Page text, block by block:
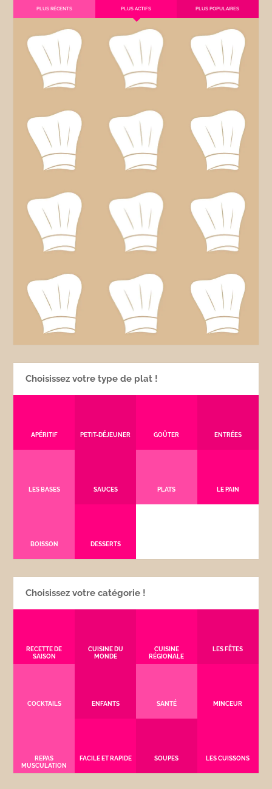
PLUS RÉCENTS PLUS ACTIFS PLUS POPULAIRES
Choisissez votre type de plat !
APÉRITIF PETIT-DÉJEUNER GOÛTER ENTRÉES
LES BASES SAUCES PLATS LE PAIN
BOISSON DESSERTS
Choisissez votre catégorie !
RECETTE DE
SAISON
CUISINE DU
MONDE
CUISINE
RÉGIONALE
LES FÊTES
COCKTAILS ENFANTS SANTÉ MINCEUR
REPAS
MUSCULATION
FACILE ET RAPIDE SOUPES LES CUISSONS